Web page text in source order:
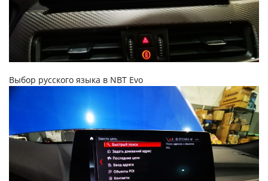
Выбор русского языка в NBT Evo